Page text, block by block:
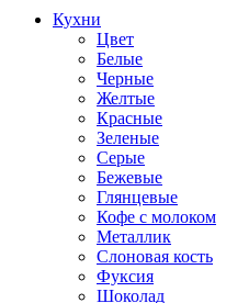
Кухни
Цвет
Белые
Черные
Желтые
Красные
Зеленые
Серые
Бежевые
Глянцевые
Кофе с молоком
Металлик
Слоновая кость
Фуксия
Шоколад